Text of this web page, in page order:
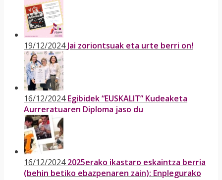
19/12/2024 Jai zoriontsuak eta urte berri on!
16/12/2024 Egibidek “EUSKALIT” Kudeaketa
Aurreratuaren Diploma jaso du
16/12/2024 2025erako ikastaro eskaintza berria
(behin betiko ebazpenaren zain): Enplegurako